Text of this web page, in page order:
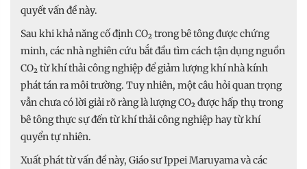
quyết vấn đề này.
Sau khi khả năng cố định CO₂ trong bê tông được chứng
minh, các nhà nghiên cứu bắt đầu tìm cách tận dụng nguồn
CO₂ từ khí thải công nghiệp để giảm lượng khí nhà kính
phát tán ra môi trường. Tuy nhiên, một câu hỏi quan trọng
vẫn chưa có lời giải rõ ràng là lượng CO₂ được hấp thụ trong
bê tông thực sự đến từ khí thải công nghiệp hay từ khí
quyển tự nhiên.
Xuất phát từ vấn đề này, Giáo sư Ippei Maruyama và các